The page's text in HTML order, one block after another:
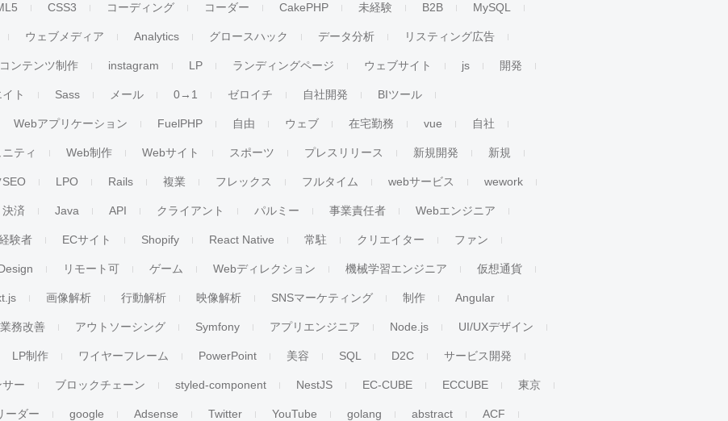
CSS3 コーディング コーダー CakePHP 未経験 B2B MySQL
ウェブメディア Analytics グロースハック データ分析 リスティング広告
コンテンツ制作 instagram LP ランディングページ ウェブサイト js 開発
ト Sass メール 0→1 ゼロイチ 自社開発 BIツール
Webアプリケーション FuelPHP 自由 ウェブ 在宅勤務 vue 自社
ティ Web制作 Webサイト スポーツ プレスリリース 新規開発 新規
SEO LPO Rails 複業 フレックス フルタイム webサービス wework
決済 Java API クライアント パルミー 事業責任者 Webエンジニア
験者 ECサイト Shopify React Native 常駐 クリエイター ファン
リモート可 ゲーム Webディレクション 機械学習エンジニア 仮想通貨
画像解析 行動解析 映像解析 SNSマーケティング 制作 Angular
業務改善 アウトソーシング Symfony アプリエンジニア Node.js UI/UXデザイン
LP制作 ワイヤーフレーム PowerPoint 美容 SQL D2C サービス開発
ー ブロックチェーン styled-component NestJS EC-CUBE ECCUBE 東京
ーダー google Adsense Twitter YouTube golang abstract ACF